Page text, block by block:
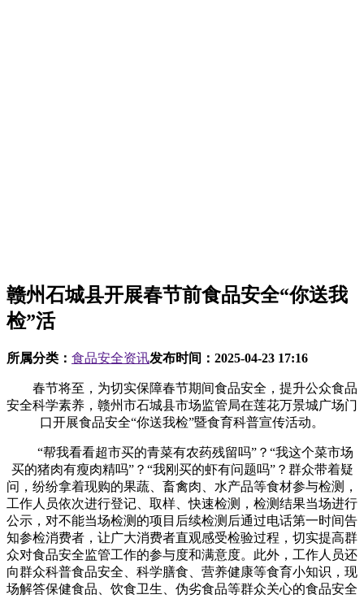
赣州石城县开展春节前食品安全“你送我
检”活
所属分类： 食品安全资讯发布时间： 2025-04-23 17:16
春节将至，为切实保障春节期间食品安全，提升公众食品
安全科学素养，赣州市石城县市场监管局在莲花万景城广场门
口开展食品安全“你送我检”暨食育科普宣传活动。
“帮我看看超市买的青菜有农药残留吗”？“我这个菜市场
买的猪肉有瘦肉精吗”？“我刚买的虾有问题吗”？群众带着疑
问，纷纷拿着现购的果蔬、畜禽肉、水产品等食材参与检测，
工作人员依次进行登记、取样、快速检测，检测结果当场进行
公示，对不能当场检测的项目后续检测后通过电话第一时间告
知参检消费者，让广大消费者直观感受检验过程，切实提高群
众对食品安全监管工作的参与度和满意度。此外，工作人员还
向群众科普食品安全、科学膳食、营养健康等食育小知识，现
场解答保健食品、饮食卫生、伪劣食品等群众关心的食品安全